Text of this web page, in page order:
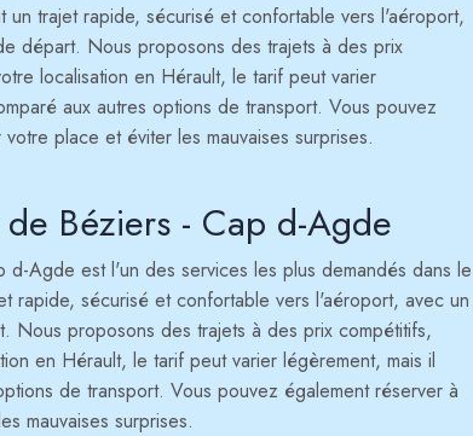
trajet rapide, sécurisé et confortable vers l'aéroport,
départ. Nous proposons des trajets à des prix
localisation en Hérault, le tarif peut varier
aux autres options de transport. Vous pouvez
place et éviter les mauvaises surprises.
Béziers - Cap d-Agde
Agde est l'un des services les plus demandés dans le
rapide, sécurisé et confortable vers l'aéroport, avec un
proposons des trajets à des prix compétitifs,
en Hérault, le tarif peut varier légèrement, mais il
de transport. Vous pouvez également réserver à
mauvaises surprises.